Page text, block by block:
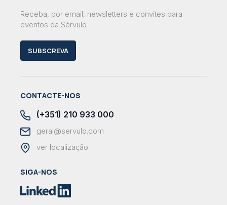
Receba, por email, newsletters e convites para
eventos da Sérvulo
SUBSCREVA
CONTACTE-NOS
(+351) 210 933 000
geral@servulo.com
ver localização
SIGA-NOS